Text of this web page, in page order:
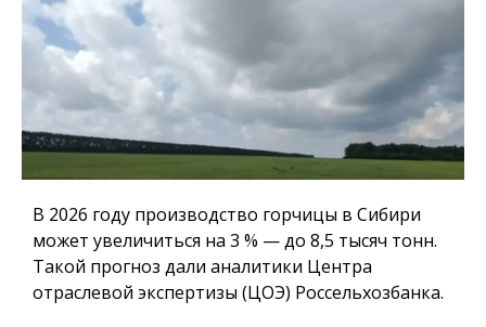
В 2026 году производство горчицы в Сибири
может увеличиться на 3 % — до 8,5 тысяч тонн.
Такой прогноз дали аналитики Центра
отраслевой экспертизы (ЦОЭ) Россельхозбанка.